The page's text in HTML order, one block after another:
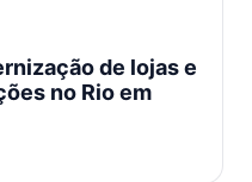
de lojas e
no Rio em